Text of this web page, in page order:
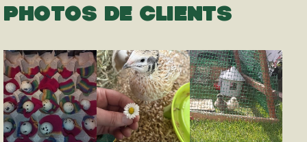
PHOTOS DE CLIENTS